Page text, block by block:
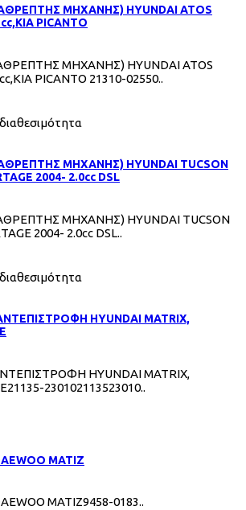
ΜΗΧΑΝΗΣ) HYUNDAI ATOS
PICANTO
ΜΗΧΑΝΗΣ) HYUNDAI ATOS
PICANTO 21310-02550..
ΜΗΧΑΝΗΣ) HYUNDAI TUCSON
2004- 2.0cc DSL
ΜΗΧΑΝΗΣ) HYUNDAI TUCSON
2004- 2.0cc DSL..
HYUNDAI MATRIX,
HYUNDAI MATRIX,
230102113523010..
MATIZ
MATIZ9458-0183..